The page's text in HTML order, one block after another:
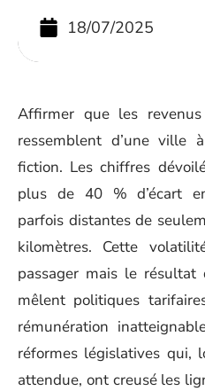
18/07/2025
Affirmer que les
ressemblent d’une ville
fiction. Les chiffres
plus de 40 % d’écart
parfois distantes de
kilomètres. Cette
passager mais le résultat
mêlent politiques
rémunération
réformes législatives qui,
attendue, ont creusé les